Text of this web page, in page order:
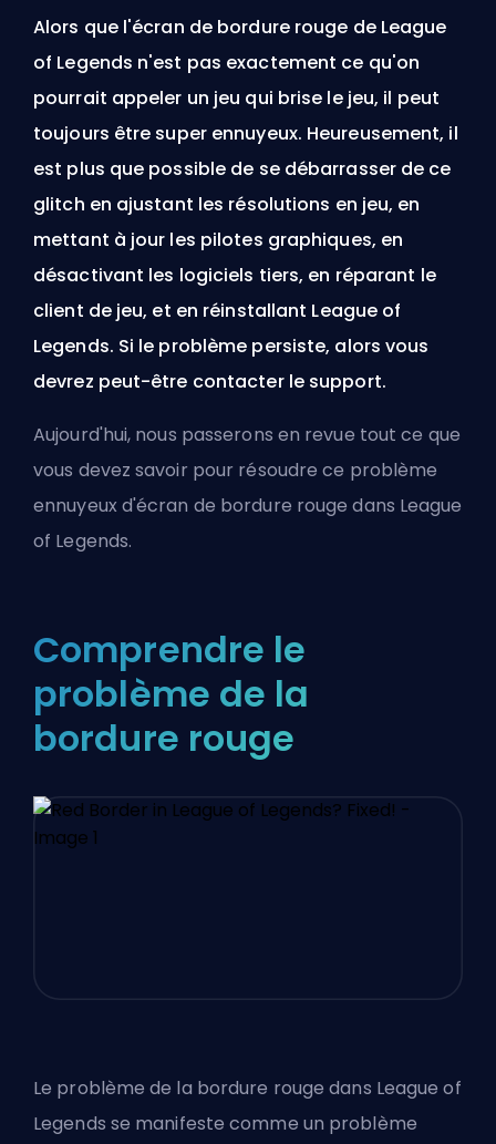
Alors que l'écran de bordure rouge de League
of Legends n'est pas exactement ce qu'on
pourrait appeler un jeu qui brise le jeu, il peut
toujours être super ennuyeux. Heureusement, il
est plus que possible de se débarrasser de ce
glitch en ajustant les résolutions en jeu, en
mettant à jour les pilotes graphiques, en
désactivant les logiciels tiers, en réparant le
client de jeu, et en réinstallant League of
Legends. Si le problème persiste, alors vous
devrez peut-être contacter le support.
Aujourd'hui, nous passerons en revue tout ce que
vous devez savoir pour résoudre ce problème
ennuyeux d'écran de bordure rouge dans League
of Legends.
Comprendre le
problème de la
bordure rouge
Le problème de la bordure rouge dans League of
Legends se manifeste comme un problème